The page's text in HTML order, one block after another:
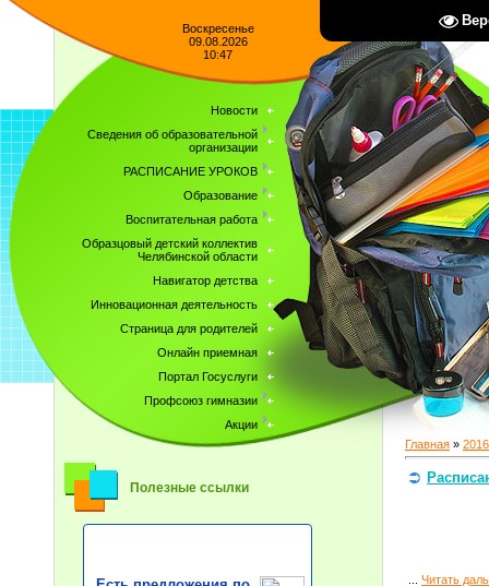
Воскресенье
09.08.2026
10:47
Новости
Сведения об образовательной
организации
РАСПИСАНИЕ УРОКОВ
Образование
Воспитательная работа
Образцовый детский коллектив
Челябинской области
Навигатор детства
Инновационная деятельность
Страница для родителей
Онлайн приемная
Портал Госуслуги
Профсоюз гимназии
Акции
Полезные ссылки
Главная » 2016
Читать